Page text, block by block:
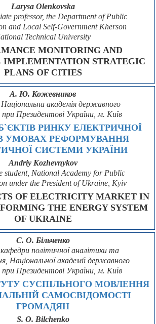
Larysa Olenkovska
professor, the Department of Public
and Local Self-Government Kherson
Technical University
MONITORING AND
IMPLEMENTATION STRATEGIC
PLANS OF CITIES
А. Ю. Кожевников
академія державного
при Президентові України, м. Київ
РИНКУ ЕЛЕКТРИЧНОЇ
В УМОВАХ РЕФОРМУВАННЯ
СИСТЕМИ УКРАЇНИ
Andriy Kozhevnykov
student, National Academy for Public
under the President of Ukraine, Kyiv
OF ELECTRICITY MARKET IN
THE ENERGY SYSTEM
OF UKRAINE
С. О. Більченко
політичної аналітики та
Національної академії державного
при Президентові України, м. Київ
СУСПІЛЬНОГО МОВЛЕННЯ
САМОСВІДОМОСТІ
ГРОМАДЯН
S. O. Bilchenko